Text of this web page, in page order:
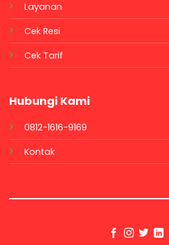
Layanan
Cek Resi
Cek Tarif
Hubungi Kami
0812-1616-9169
Kontak